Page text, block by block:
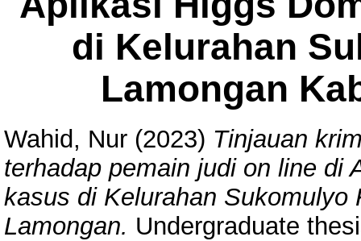
di Kelurahan
Lamongan
Wahid, Nur (2023) Tinjauan
terhadap pemain judi on line di
kasus di Kelurahan Sukomulyo
Lamongan. Undergraduate